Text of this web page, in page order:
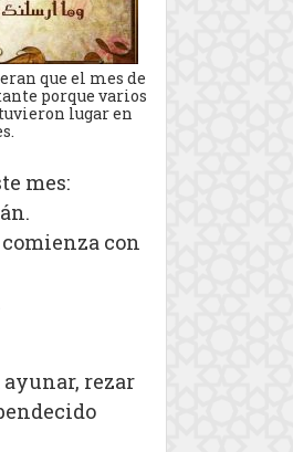
que el mes de
porque varios
lugar en
mes:
con
rezar